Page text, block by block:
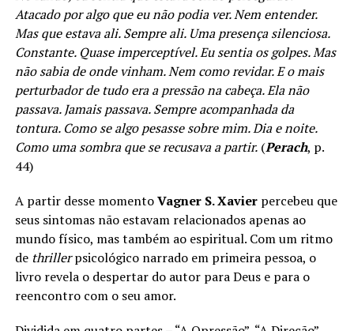
Atacado por algo que eu não podia ver. Nem entender.
Mas que estava ali. Sempre ali. Uma presença silenciosa.
Constante. Quase imperceptível. Eu sentia os golpes. Mas
não sabia de onde vinham. Nem como revidar. E o mais
perturbador de tudo era a pressão na cabeça. Ela não
passava. Jamais passava. Sempre acompanhada da
tontura. Como se algo pesasse sobre mim. Dia e noite.
Como uma sombra que se recusava a partir.(Perach, p.
44)
A partir desse momentoVagner S. Xavierpercebeu que
seus sintomas não estavam relacionados apenas ao
mundo físico, mas também ao espiritual. Com um ritmo
de thrillerpsicológico narrado em primeira pessoa, o
livro revela o despertar do autor para Deus e para o
reencontro com o seu amor.